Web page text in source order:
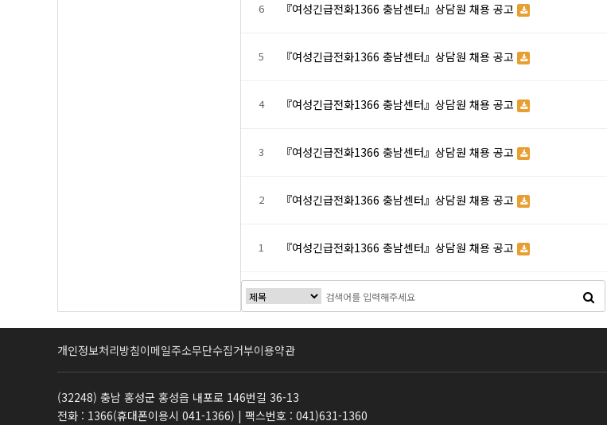
6 『여성긴급전화1366 충남센터』상담원 채용 공고
5 『여성긴급전화1366 충남센터』상담원 채용 공고
4 『여성긴급전화1366 충남센터』상담원 채용 공고
3 『여성긴급전화1366 충남센터』상담원 채용 공고
2 『여성긴급전화1366 충남센터』상담원 채용 공고
1 『여성긴급전화1366 충남센터』상담원 채용 공고
개인정보처리방침이메일주소무단수집거부이용약관
(32248) 충남 홍성군 홍성읍 내포로 146번길 36-13
전화 : 1366(휴대폰이용시 041-1366) | 팩스번호 : 041)631-1360